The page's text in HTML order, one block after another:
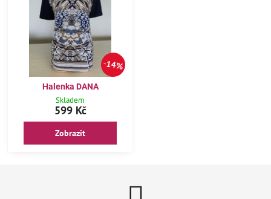
14%
Halenka DANA
Skladem
599 Kč
Zobrazit